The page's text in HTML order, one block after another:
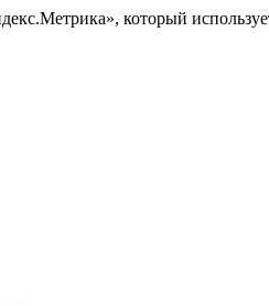
который